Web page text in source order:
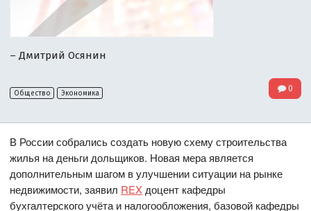
– Дмитрий Осянин
Общество Экономика 0
В России собрались создать новую схему строительства
жилья на деньги дольщиков. Новая мера является
дополнительным шагом в улучшении ситуации на рынке
недвижимости, заявил REX доцент кафедры
бухгалтерского учёта и налогообложения, базовой кафедры